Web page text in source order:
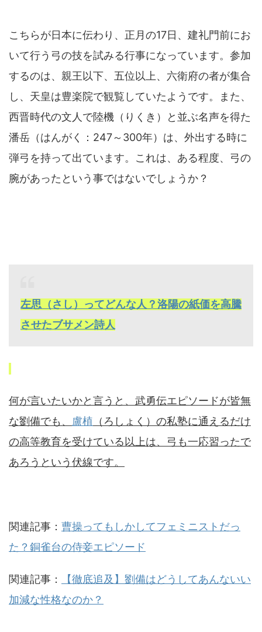
こちらが日本に伝わり、正月の17日、建礼門前にお
いて行う弓の技を試みる行事になっています。参加
するのは、親王以下、五位以上、六衛府の者が集合
し、天皇は豊楽院で観覧していたようです。また、
西晋時代の文人で陸機（りくき）と並ぶ名声を得た
潘岳（はんがく：247～300年）は、外出する時に
弾弓を持って出ています。これは、ある程度、弓の
腕があったという事ではないでしょうか？
左思（さし）ってどんな人？洛陽の紙価を高騰
させたブサメン詩人
何が言いたいかと言うと、武勇伝エピソードが皆無
な劉備でも、 盧植 （ろしょく）の私塾に通えるだけ
の高等教育を受けている以上は、 弓も一応習ったで
あろうという伏線です。
関連記事： 曹操ってもしかしてフェミニストだっ
た？銅雀台の侍妾エピソード
関連記事：
【徹底追及】劉備はどうしてあんないい
加減な性格なのか？